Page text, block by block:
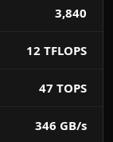
3,840
12 TFLOPS
47 TOPS
346 GB/s